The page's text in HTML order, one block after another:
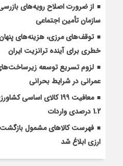
از ضرورت اصلاح رویه‌های
سازمان تأمین اجتماعی
توقف‌های مرزی، هزینه‌های
خطری برای آینده ترانزیت ایران
لزوم تسریع توسعه
عمرانی در شرایط بحرانی
معافیت 199 کالای
1.2 درصدی واردات
فهرست کالاهای مشمول بازگشت
ارزی ابلاغ شد